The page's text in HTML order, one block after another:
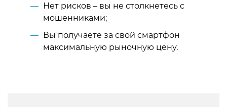
Нет рисков – вы не столкнетесь с
мошенниками;
Вы получаете за свой смартфон
максимальную рыночную цену.